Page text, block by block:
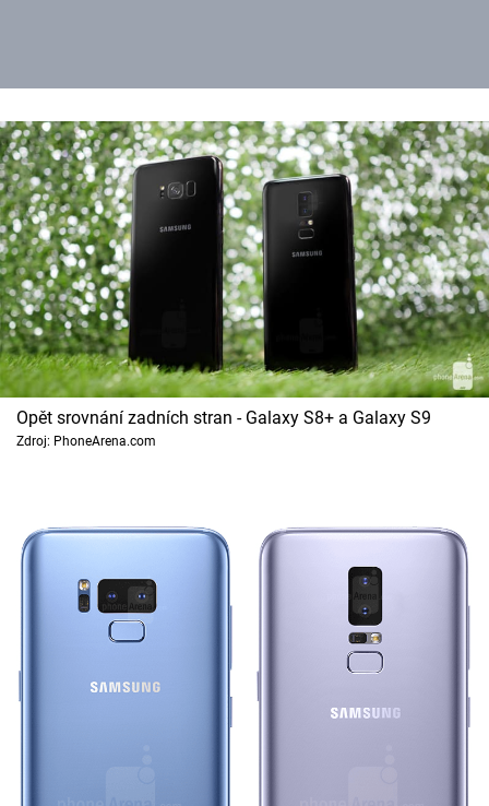
Opět srovnání zadních stran - Galaxy S8+ a Galaxy S9
Zdroj: PhoneArena.com